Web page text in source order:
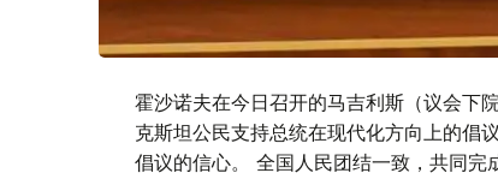
霍沙诺夫在今日召开的马吉利斯（议会下
克斯坦公民支持总统在现代化方向上的倡
倡议的信心。 全国人民团结一致，共同